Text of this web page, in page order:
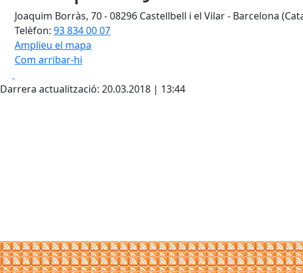
Joaquim Borràs, 70 - 08296 Castellbell i el Vilar - Barcelona
Telèfon: 93 834 00 07
Amplieu el mapa
Com arribar-hi
+
Darrera actualització: 20.03.2018 | 13:44